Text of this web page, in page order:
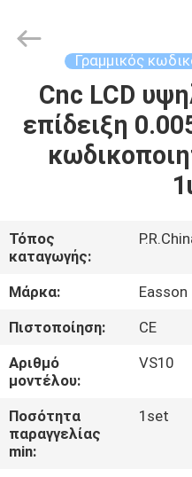
ΣΠΊΤΙ
ΠΡΟΪΌΝΤΑ
ΜΕ
ΕΜΆΣ
ΕΠΙΣΚΈΨΕΙΣ
ΣΤΟ
ΕΡΓΟΣΤΆΣΙΟ
ΈΛΕΓΧΟΣ
Technology
Γραμμικός
Cnc LCD
επίδειξη
Τόπος
καταγωγής:
Μάρκα:
Easson
Πιστοποίηση:
CE
Αριθμό
μοντέλου:
VS10
Ποσότητα
παραγγελίας
min:
1set